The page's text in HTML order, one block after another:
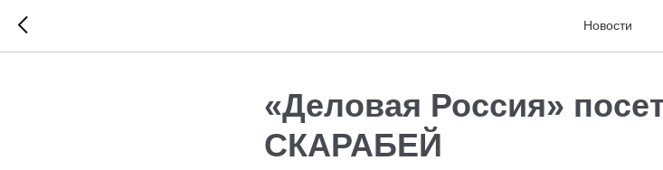
Новости
«Деловая Россия»
СКАРАБЕЙ